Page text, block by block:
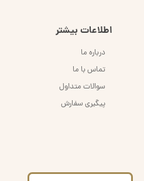
اطلاعات بیشتر
درباره ما
تماس با ما
سوالات متداول
پیگیری سفارش